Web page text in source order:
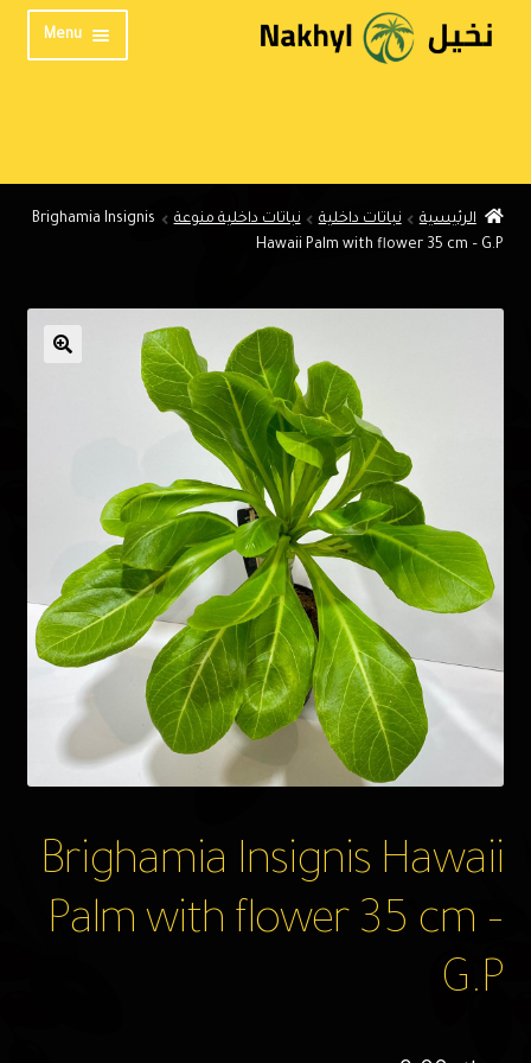
Skip
to
Skip
to
Menu
المنتدى
تواصل معنا
English
الرئيسية نباتات داخلية نباتات داخلية منوعة
Brighamia Insignis
Hawaii Palm with flower 35 cm – G.P
Brighamia Insignis Hawaii
Palm with flower 35 cm –
G.P